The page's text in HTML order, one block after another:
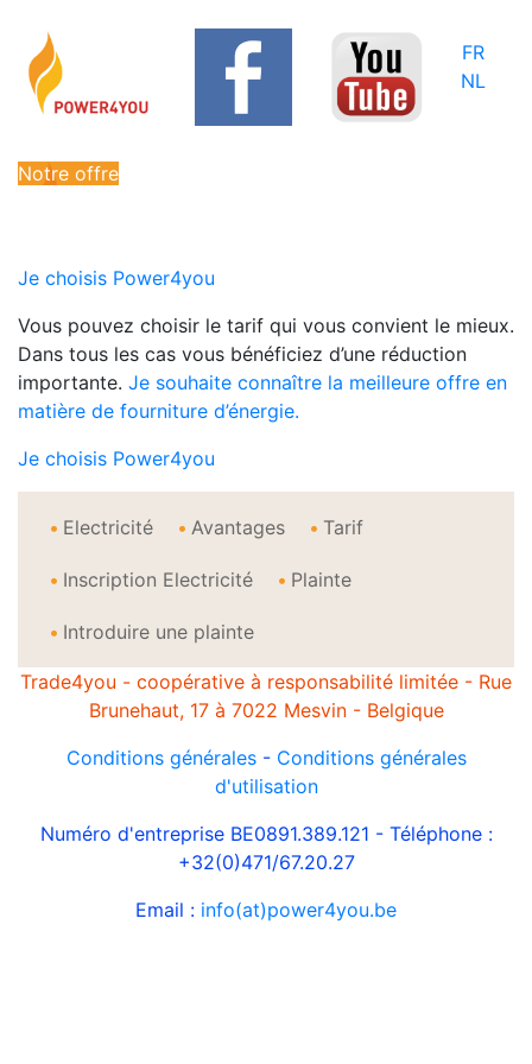
FR
NL
Notre offre
Je choisis Power4you
Vous pouvez choisir le tarif qui vous convient le mieux.
Dans tous les cas vous bénéficiez d’une réduction
importante. Je souhaite connaître la meilleure offre en
matière de fourniture d’énergie.
Je choisis Power4you
Electricité Avantages Tarif
Inscription Electricité Plainte
Introduire une plainte
Trade4you - coopérative à responsabilité limitée - Rue
Brunehaut, 17 à 7022 Mesvin - Belgique
Conditions générales- Conditions générales
d'utilisation
Numéro d'entreprise BE0891.389.121 - Téléphone :
+32(0)471/67.20.27
Email : info(at)power4you.be